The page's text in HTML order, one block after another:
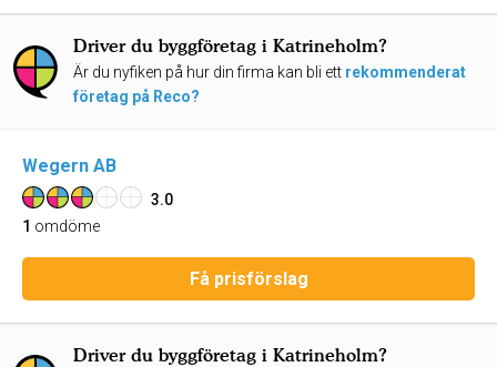
Driver du byggföretag i Katrineholm?
Är du nyfiken på hur din firma kan bli ett rekommenderat
företag på Reco?
Wegern AB
3.0
1 omdöme
Få prisförslag
Driver du byggföretag i Katrineholm?